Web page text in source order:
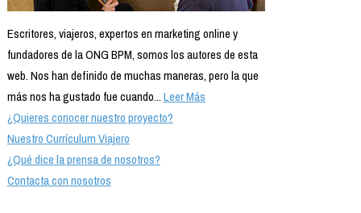
Escritores, viajeros, expertos en marketing online y
fundadores de la ONG BPM, somos los autores de esta
web. Nos han definido de muchas maneras, pero la que
más nos ha gustado fue cuando...Leer Más
¿Quieres conocer nuestro proyecto?
Nuestro Currículum Viajero
¿Qué dice la prensa de nosotros?
Contacta con nosotros